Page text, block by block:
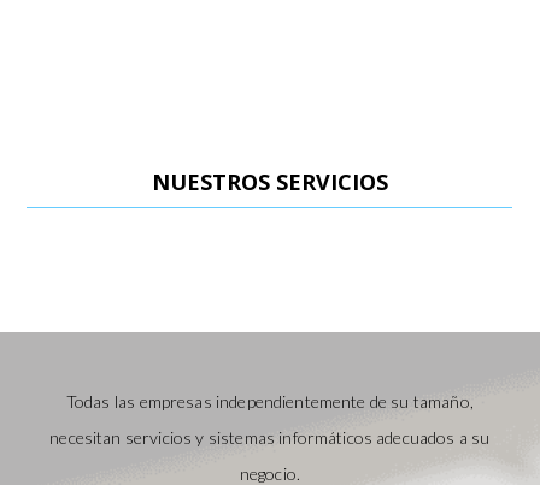
NUESTROS SERVICIOS
Todas las empresas independientemente de su tamaño,
necesitan servicios y sistemas informáticos adecuados a su
negocio.